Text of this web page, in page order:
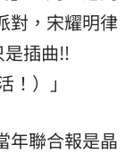
對，宋耀明律
插曲‼
！）」
年聯合報是晶